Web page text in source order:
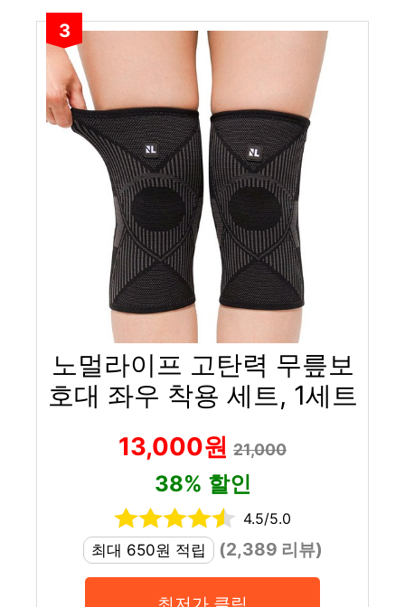
3
노멀라이프 고탄력 무릎보
호대 좌우 착용 세트, 1세트
13,000원 21,000
38% 할인
4.5/5.0
최대 650원 적립
(2,389 리뷰)